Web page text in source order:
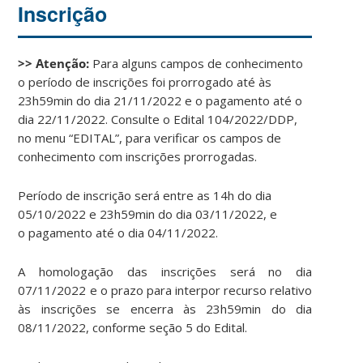
Inscrição
>> Atenção: Para alguns campos de conhecimento
o período de inscrições foi prorrogado até às
23h59min do dia 21/11/2022 e o pagamento até o
dia 22/11/2022. Consulte o Edital 104/2022/DDP,
no menu “EDITAL”, para verificar os campos de
conhecimento com inscrições prorrogadas.
Período de inscrição será entre as 14h do dia
05/10/2022 e 23h59min do dia 03/11/2022, e
o pagamento até o dia 04/11/2022.
A homologação das inscrições será no dia
07/11/2022 e o prazo para interpor recurso relativo
às inscrições se encerra às 23h59min do dia
08/11/2022, conforme seção 5 do Edital.